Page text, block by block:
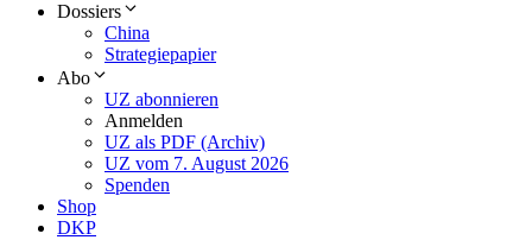
Dossiers
China
Strategiepapier
Abo
UZ abonnieren
Anmelden
UZ als PDF (Archiv)
UZ vom 7. August 2026
Spenden
Shop
DKP